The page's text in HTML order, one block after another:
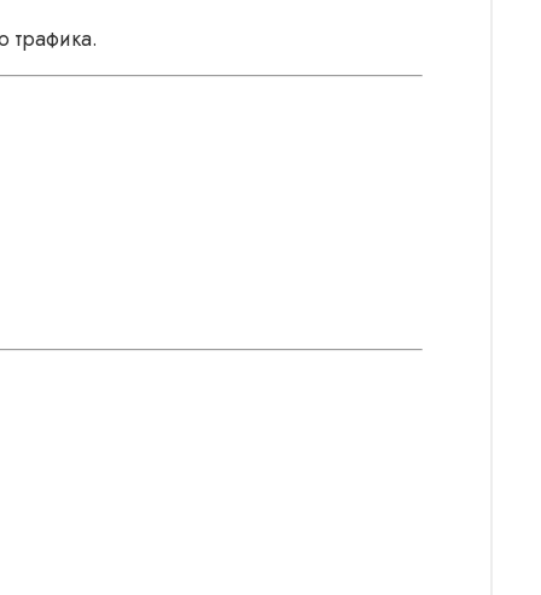
трафика.